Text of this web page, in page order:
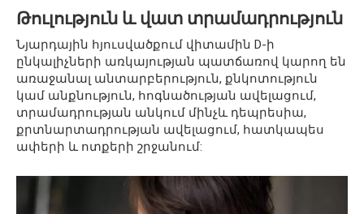
Թուլություն և վատ տրամադրություն
Նյարդային հյուսվածքում վիտամին D-ի
ընկալիչների առկայության պատճառով կարող են
առաջանալ անտարբերություն, քնկոտություն
կամ անքնություն, հոգնածության ավելացում,
տրամադրության անկում մինչև դեպրեսիա,
քրտնարտադրության ավելացում, հատկապես
ափերի և ոտքերի շրջանում: